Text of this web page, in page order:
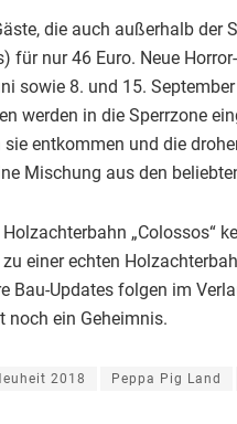
die auch außerhalb
für nur 46 Euro. Neue
sowie 8. und 15.
werden in die Sperrzone
entkommen und die
Mischung aus den
„Colossos“
einer echten
Bau-Updates folgen im
noch ein Geheimnis.
2018 Peppa Pig Land